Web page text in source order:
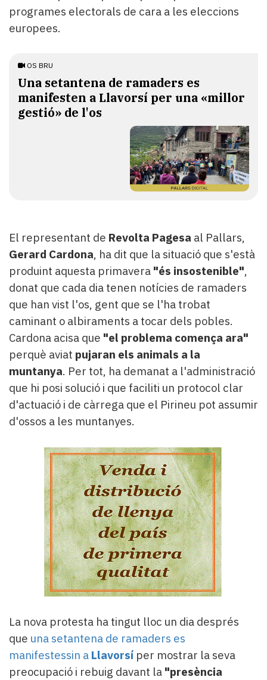
programes electorals de cara a les eleccions
europees.
OS BRU
Una setantena de ramaders es
manifesten a Llavorsí per una «millor
gestió» de l'os
El representant de Revolta Pagesa al Pallars,
Gerard Cardona, ha dit que la situació que s'està
produint aquesta primavera "és insostenible",
donat que cada dia tenen notícies de ramaders
que han vist l'os, gent que se l'ha trobat
caminant o albiraments a tocar dels pobles.
Cardona acisa que "el problema comença ara"
perquè aviat pujaran els animals a la
muntanya. Per tot, ha demanat a l'administració
que hi posi solució i que faciliti un protocol clar
d'actuació i de càrrega que el Pirineu pot assumir
d'ossos a les muntanyes.
La nova protesta ha tingut lloc un dia després
que una setantena de ramaders es
manifestessin a Llavorsí per mostrar la seva
preocupació i rebuig davant la "presència